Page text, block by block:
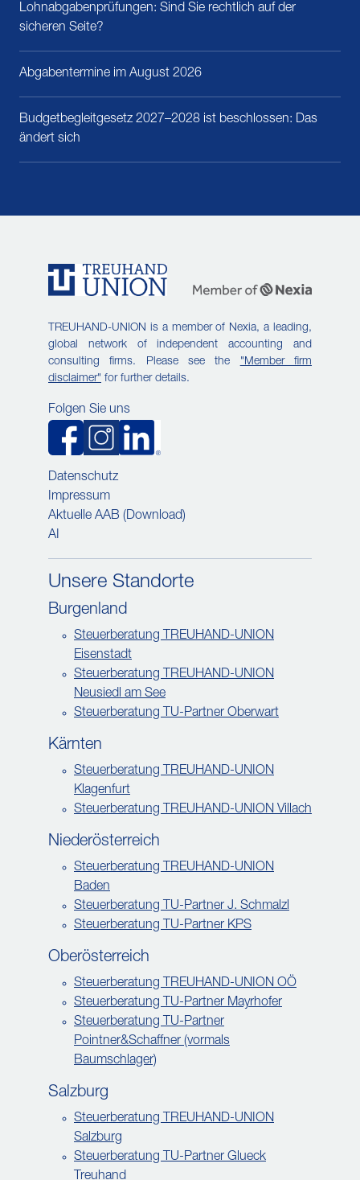
Lohnabgabenprüfungen: Sind Sie rechtlich auf der
sicheren Seite?
Abgabentermine im August 2026
Budgetbegleitgesetz 2027–2028 ist beschlossen: Das
ändert sich
TREUHAND-UNION is a member of Nexia, a leading,
global network of independent accounting and
consulting firms. Please see the "Member firm
disclaimer" for further details.
Datenschutz
Impressum
Aktuelle AAB (Download)
AI
Folgen Sie uns
Unsere Standorte
Burgenland
Steuerberatung TREUHAND-UNION
Eisenstadt
Steuerberatung TREUHAND-UNION
Neusiedl am See
Steuerberatung TU-Partner Oberwart
Kärnten
Steuerberatung TREUHAND-UNION
Klagenfurt
Steuerberatung TREUHAND-UNION Villach
Niederösterreich
Steuerberatung TREUHAND-UNION
Baden
Steuerberatung TU-Partner J. Schmalzl
Steuerberatung TU-Partner KPS
Oberösterreich
Steuerberatung TREUHAND-UNION OÖ
Steuerberatung TU-Partner Mayrhofer
Steuerberatung TU-Partner
Pointner&Schaffner (vormals
Baumschlager)
Salzburg
Steuerberatung TREUHAND-UNION
Salzburg
Steuerberatung TU-Partner Glueck
Treuhand